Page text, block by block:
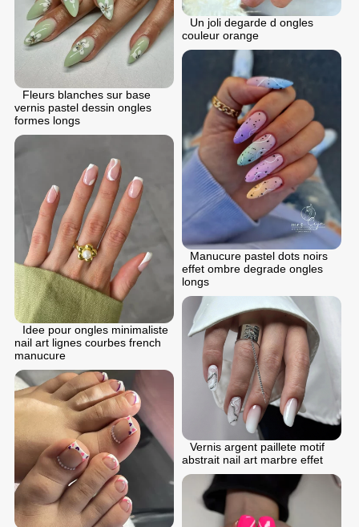
Un joli degarde d ongles
couleur orange
Fleurs blanches sur base
vernis pastel dessin ongles
formes longs
Manucure pastel dots noirs
effet ombre degrade ongles
longs
Idеe pour ongles minimaliste
nail art lignes courbes french
manucure
Vernis argent paillete motif
abstrait nail art marbre effet